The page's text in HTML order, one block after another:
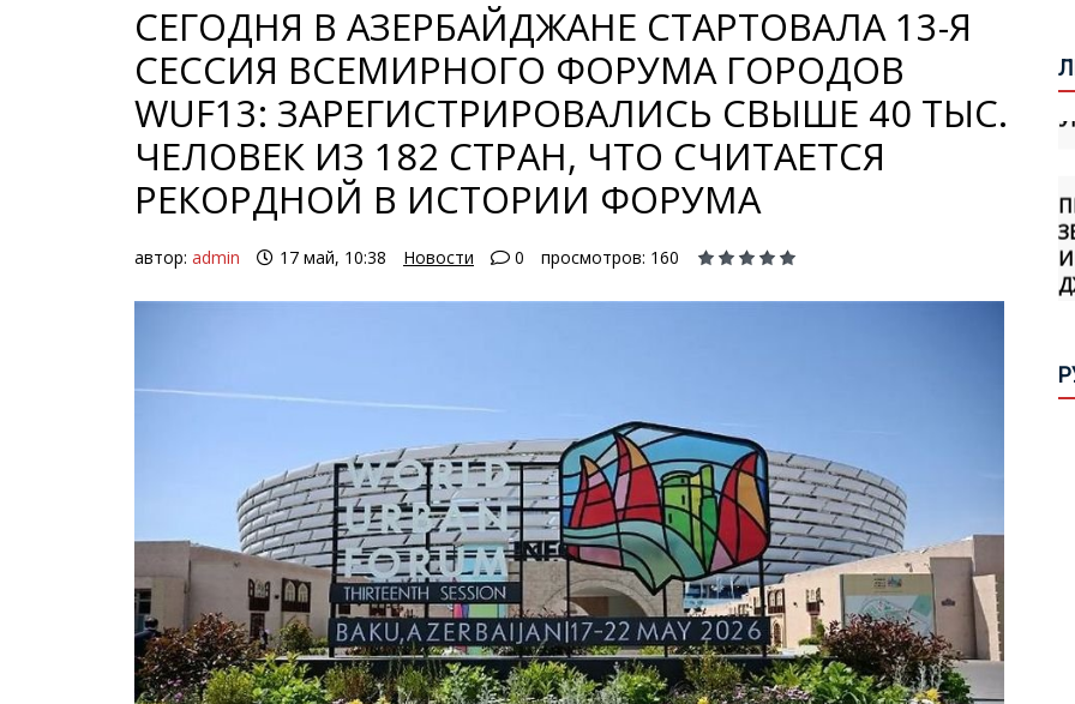
СЕГОДНЯ В АЗЕРБАЙДЖАНЕ СТАРТОВАЛА 13-Я
СЕССИЯ ВСЕМИРНОГО ФОРУМА ГОРОДОВ
WUF13: ЗАРЕГИСТРИРОВАЛИСЬ СВЫШЕ 40 ТЫС.
ЧЕЛОВЕК ИЗ 182 СТРАН, ЧТО СЧИТАЕТСЯ
РЕКОРДНОЙ В ИСТОРИИ ФОРУМА
автор: admin 17 май, 10:38 Новости 0 просмотров: 160